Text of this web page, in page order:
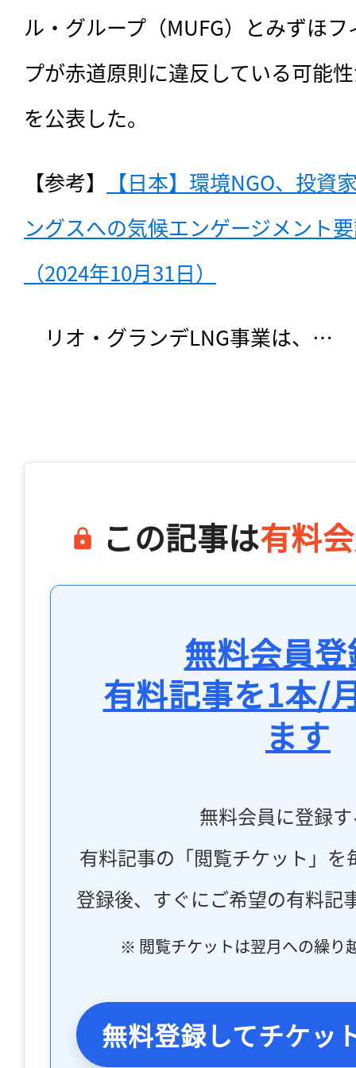
ル・グループ（MUFG）とみずほ
プが赤道原則に違反している可能
を公表した。
【参考】
【日本】環境NGO、投資
ングスへの気候エンゲージメント
（2024年10月31日）
リオ・グランデLNG事業は、…
この記事は有料
無料会員
有料記事を1本/
ます
無料会員に登録
有料記事の「閲覧チケット」
登録後、すぐにご希望の有料記
※ 閲覧チケットは翌月への繰り
無料登録してチケッ